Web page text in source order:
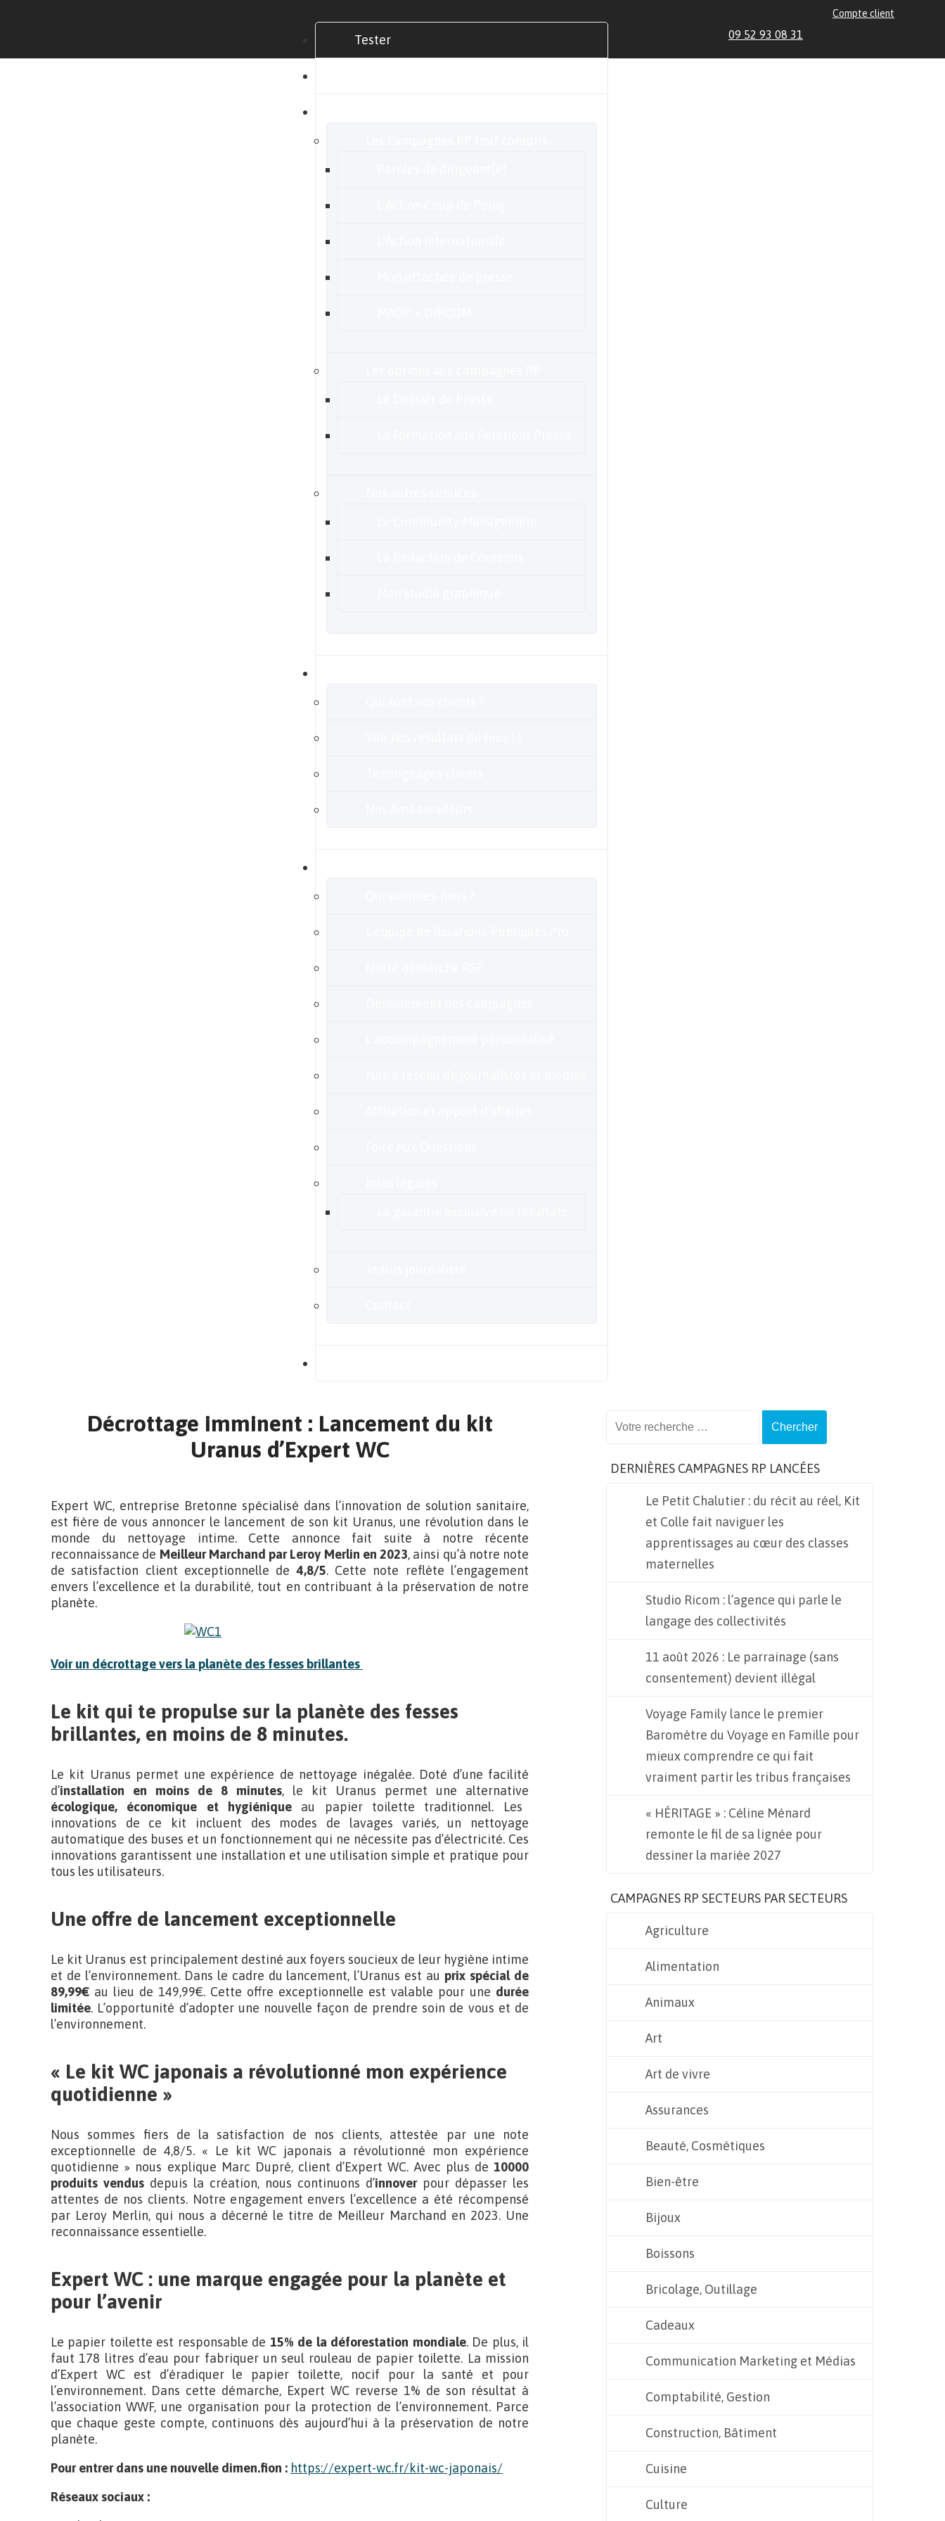
Tester
Compte client
09 52 93 08 31
Décrottage imminent : Lancement du kit
Uranus d’Expert WC
Expert WC, entreprise Bretonne spécialisé dans l’innovation de solution sanitaire,
est fière de vous annoncer le lancement de son kit Uranus, une révolution dans le
monde du nettoyage intime. Cette annonce fait suite à notre récente
reconnaissance de Meilleur Marchand par Leroy Merlin en 2023, ainsi qu’à notre note
de satisfaction client exceptionnelle de4,8/5. Cette note reflète l’engagement
envers l’excellence et la durabilité, tout en contribuant à la préservation de notre
planète.
Voir un décrottage vers la planète des fesses brillantes
Le kit qui te propulse sur la planète des fesses
brillantes, en moins de 8 minutes.
Le kit Uranus permet une expérience de nettoyage inégalée. Doté d’une facilité
d’installation en moins de 8 minutes, le kit Uranus permet une alternative
écologique, économique et hygiénique au papier toilette traditionnel. Les
innovations de ce kit incluent des modes de lavages variés, un nettoyage
automatique des buses et un fonctionnement qui ne nécessite pas d’électricité. Ces
innovations garantissent une installation et une utilisation simple et pratique pour
tous les utilisateurs.
Une offre de lancement exceptionnelle
Le kit Uranus est principalement destiné aux foyers soucieux de leur hygiène intime
et de l’environnement. Dans le cadre du lancement, l’Uranus est au prix spécial de
89,99€ au lieu de 149,99€. Cette offre exceptionnelle est valable pour une durée
limitée. L’opportunité d’adopter une nouvelle façon de prendre soin de vous et de
l’environnement.
« Le kit WC japonais a révolutionné mon expérience
quotidienne »
Nous sommes fiers de la satisfaction de nos clients, attestée par une note
exceptionnelle de 4,8/5. « Le kit WC japonais a révolutionné mon expérience
quotidienne » nous explique Marc Dupré, client d’Expert WC. Avec plus de 10000
produits vendus depuis la création, nous continuons d’innoverpour dépasser les
attentes de nos clients. Notre engagement envers l’excellence a été récompensé
par Leroy Merlin, qui nous a décerné le titre de Meilleur Marchand en 2023. Une
reconnaissance essentielle.
Expert WC : une marque engagée pour la planète et
pour l’avenir
Le papier toilette est responsable de 15% de la déforestation mondiale. De plus, il
faut 178 litres d’eau pour fabriquer un seul rouleau de papier toilette. La mission
d’Expert WC est d’éradiquer le papier toilette, nocif pour la santé et pour
l’environnement. Dans cette démarche, Expert WC reverse 1% de son résultat à
l’association WWF, une organisation pour la protection de l’environnement. Parce
que chaque geste compte, continuons dès aujourd’hui à la préservation de notre
planète.
Pour entrer dans une nouvelle dimen.fion : https://expert-wc.fr/kit-wc-japonais/
Réseaux sociaux :
DERNIÈRES CAMPAGNES RP LANCÉES
Le Petit Chalutier : du récit au réel, Kit
et Colle fait naviguer les
apprentissages au cœur des classes
maternelles
Studio Ricom : l’agence qui parle le
langage des collectivités
11 août 2026 : Le parrainage (sans
consentement) devient illégal
Voyage Family lance le premier
Baromètre du Voyage en Famille pour
mieux comprendre ce qui fait
vraiment partir les tribus françaises
« HÉRITAGE » : Céline Ménard
remonte le fil de sa lignée pour
dessiner la mariée 2027
CAMPAGNES RP SECTEURS PAR SECTEURS
Agriculture
Alimentation
Animaux
Art
Art de vivre
Assurances
Beauté, Cosmétiques
Bien-être
Bijoux
Boissons
Bricolage, Outillage
Cadeaux
Communication Marketing et Médias
Comptabilité, Gestion
Construction, Bâtiment
Cuisine
Culture